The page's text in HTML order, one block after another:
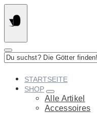
Springe
zum
Inhalt
STARTSEITE
SHOP
Alle Artikel
Accessoires